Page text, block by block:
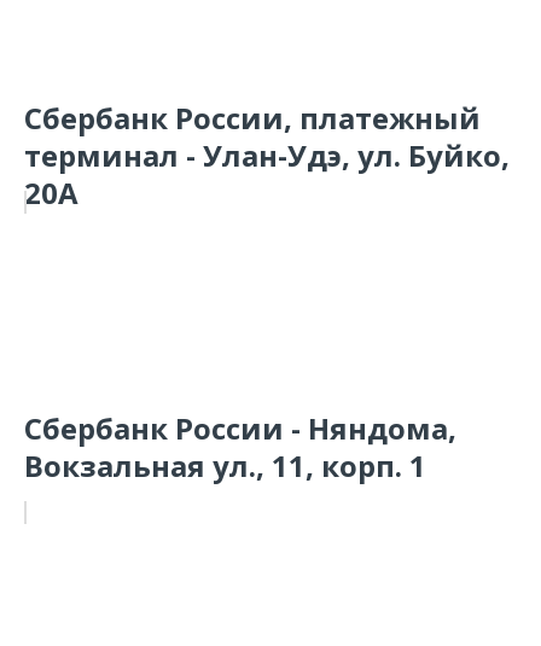
Сбербанк России, платежный
терминал - Улан-Удэ, ул. Буйко,
20А
Сбербанк России - Няндома,
Вокзальная ул., 11, корп. 1